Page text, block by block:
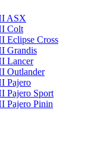
ASX
Colt
Eclipse Cross
Grandis
Lancer
Outlander
Pajero
Pajero Sport
Pajero Pinin